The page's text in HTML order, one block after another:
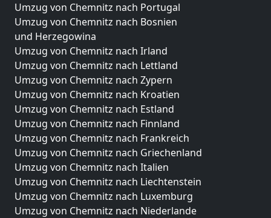
Umzug von Chemnitz nach Portugal
Umzug von Chemnitz nach Bosnien
und Herzegowina
Umzug von Chemnitz nach Irland
Umzug von Chemnitz nach Lettland
Umzug von Chemnitz nach Zypern
Umzug von Chemnitz nach Kroatien
Umzug von Chemnitz nach Estland
Umzug von Chemnitz nach Finnland
Umzug von Chemnitz nach Frankreich
Umzug von Chemnitz nach Griechenland
Umzug von Chemnitz nach Italien
Umzug von Chemnitz nach Liechtenstein
Umzug von Chemnitz nach Luxemburg
Umzug von Chemnitz nach Niederlande